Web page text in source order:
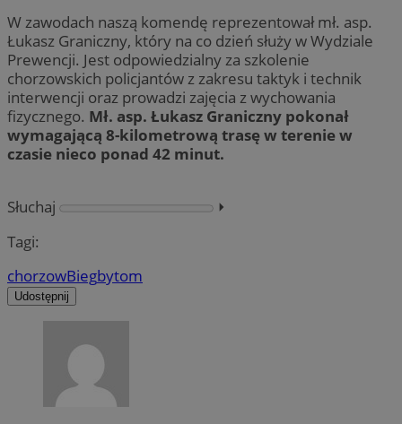
W zawodach naszą komendę reprezentował mł. asp.
Łukasz Graniczny, który na co dzień służy w Wydziale
Prewencji. Jest odpowiedzialny za szkolenie
chorzowskich policjantów z zakresu taktyk i technik
interwencji oraz prowadzi zajęcia z wychowania
fizycznego. Mł. asp. Łukasz Graniczny pokonał
wymagającą 8-kilometrową trasę w terenie w
czasie nieco ponad 42 minut.
Słuchaj
⏵︎
Tagi:
chorzowBiegbytom
Udostępnij